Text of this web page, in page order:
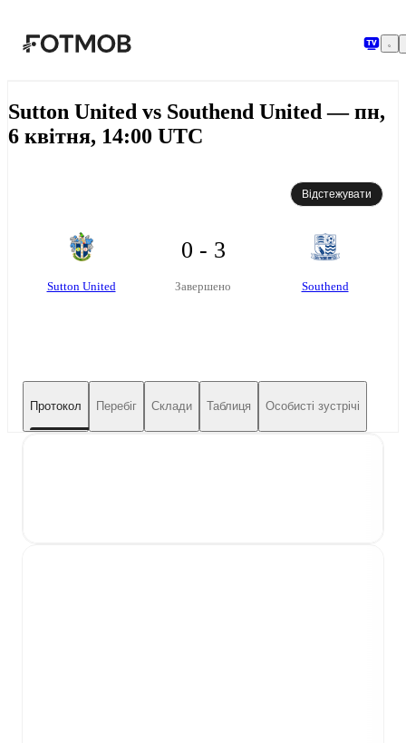
Sutton United vs Southend United — пн,
6 квітня, 14:00 UTC
Відстежувати
Sutton United
0 - 3
Завершено Southend
Протокол Перебіг Склади Таблиця Особисті зустрічі